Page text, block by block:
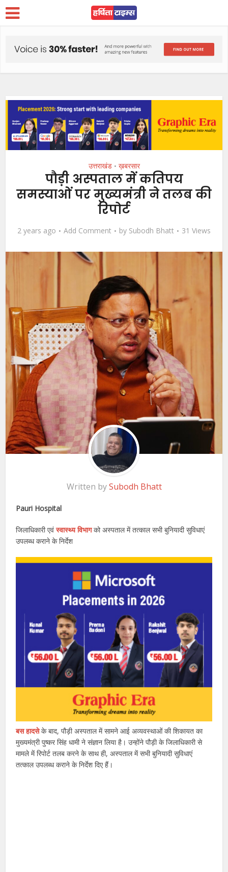
उत्तराखंड • ख़बरसार
पौड़ी अस्पताल में कतिपय
समस्याओं पर मुख्यमंत्री ने तलब की
रिपोर्ट
2 years ago Add Comment by Subodh Bhatt 31 Views
Written bySubodh Bhatt
Pauri Hospital
जिलाधिकारी एवंस्वास्थ्य विभागको अस्पताल में तत्काल सभी बुनियादी सुविधाएं
उपलब्ध कराने के निर्देश
बस हादसेके बाद, पौड़ी अस्पताल में सामने आई अव्यवस्थाओं की शिकायत का
मुख्यमंत्री पुष्कर सिंह धामी ने संज्ञान लिया है। उन्होंने पौड़ी के जिलाधिकारी से
मामले में रिपोर्ट तलब करने के साथ ही, अस्पताल में सभी बुनियादी सुविधाएं
तत्काल उपलब्ध कराने के निर्देश दिए हैं।